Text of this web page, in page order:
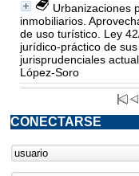
Urbanizaciones
inmobiliarios.
de uso turístico. Ley
jurídico-práctico de
jurisprudenciales
López-Soro
CONECTARSE